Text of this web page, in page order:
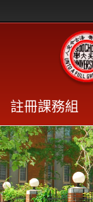
註冊課務組